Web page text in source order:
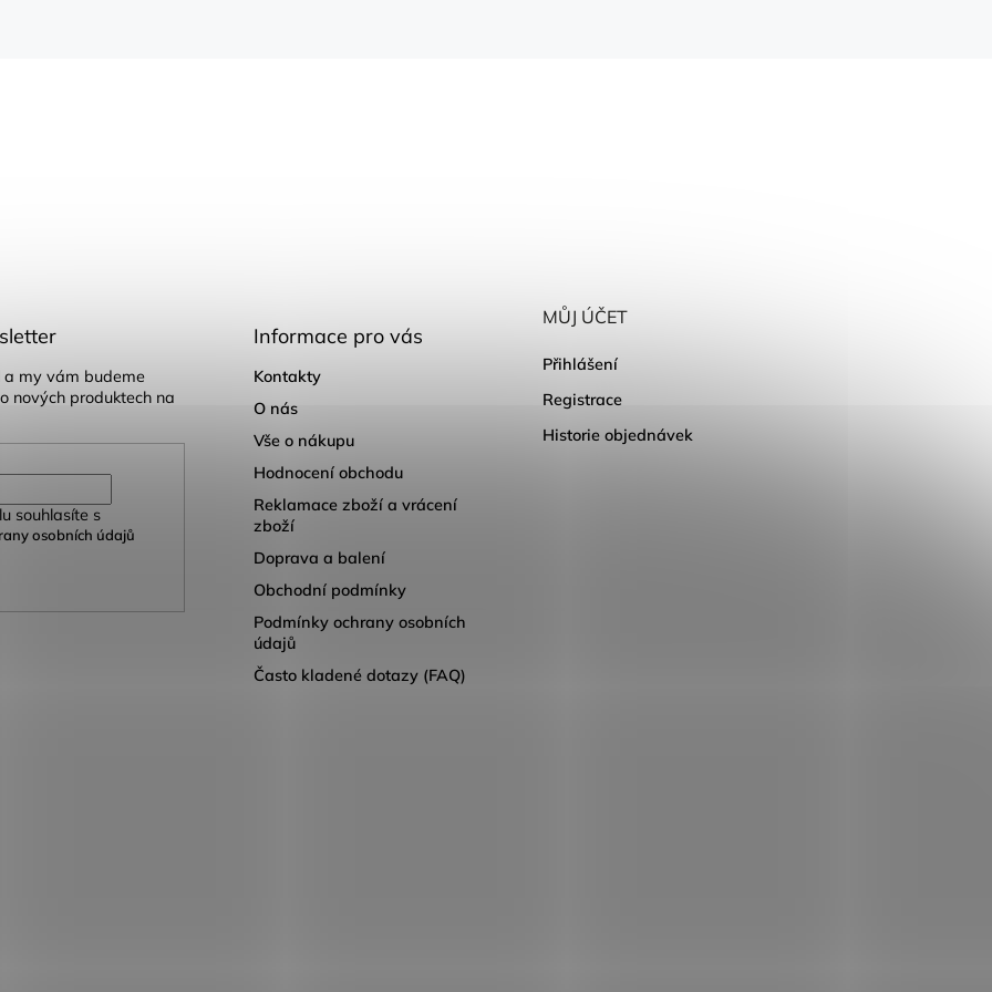
a my vám budeme
nových produktech na
souhlasíte s
osobních údajů
Informace pro vás
Kontakty
O nás
Vše o nákupu
Hodnocení obchodu
Reklamace zboží a vrácení
zboží
Doprava a balení
Obchodní podmínky
Podmínky ochrany osobních
údajů
Často kladené dotazy (FAQ)
MŮJ ÚČET
Přihlášení
Registrace
Historie objednávek